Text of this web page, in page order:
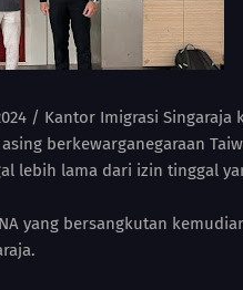
/ Kantor Imigrasi
berkewarganegaraan
lebih lama dari izin tinggal
yang bersangkutan